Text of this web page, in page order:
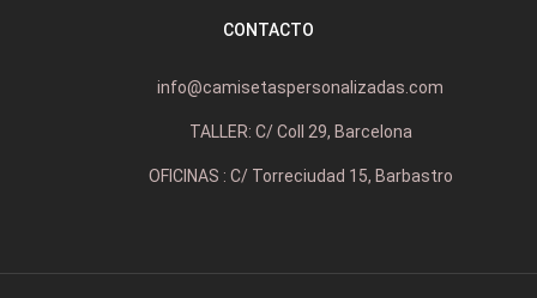
CONTACTO
info@camisetaspersonalizadas.com
TALLER: C/ Coll 29, Barcelona
OFICINAS : C/ Torreciudad 15, Barbastro